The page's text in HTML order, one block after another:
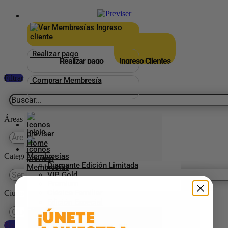
Ingreso
cliente
Realizar pago
Comprar Membresía
Inicio
Membresías
Diamante Edición Limitada
VIP Gold
Realizar pago Ingreso Clientes
Filtrar
Áreas
Categorías Previser
Ciudades
Reestablecer preferencias